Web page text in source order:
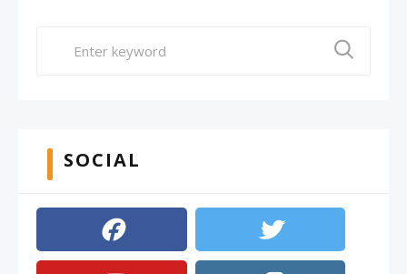
SOCIAL